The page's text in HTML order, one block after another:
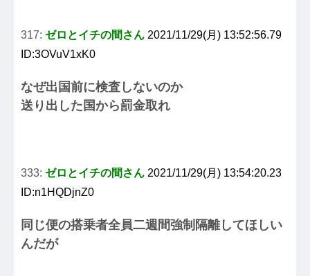
317: ゼロとイチの間さん 2021/11/29(月) 13:52:56.79
ID:3OVuV1xK0
なぜ出国前に検査しないのか
送り出した国から罰金取れ
333: ゼロとイチの間さん 2021/11/29(月) 13:54:20.23
ID:n1HQDjnZ0
同じ便の搭乗者全員二週間強制隔離してほしい
んだが